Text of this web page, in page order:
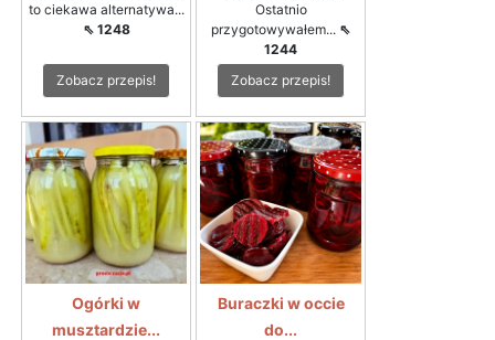
to ciekawa alternatywa...
⇖ 1248
Zobacz przepis!
Ostatnio
przygotowywałem... ⇖
1244
Zobacz przepis!
Ogórki w
musztardzie...
Buraczki w occie
do...